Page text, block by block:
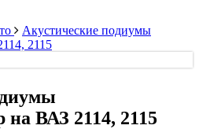
Акустические подиумы
2115
на ВАЗ 2114, 2115